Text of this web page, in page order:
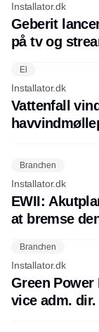
Installator.dk
Geberit
på tv og
El
Installator.dk
Vattenfall
Branchen
Installator.dk
EWII:
at bremse
Branchen
Installator.dk
Green Power
vice adm.